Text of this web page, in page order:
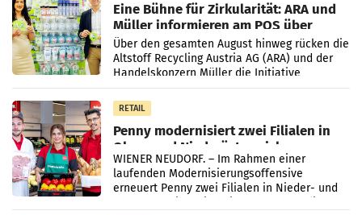
Eine Bühne für Zirkularität: ARA und
Müller informieren am POS über
Kreislauffähigkeit
Über den gesamten August hinweg rücken die
Altstoff Recycling Austria AG (ARA) und der
Handelskonzern Müller die Initiative
„Kreislauf-Helden“ in allen österreichischen
Müller-Filialen
RETAIL
Penny modernisiert zwei Filialen in
Ober- und Niederösterreich
WIENER NEUDORF. – Im Rahmen einer
laufenden Modernisierungsoffensive
erneuert Penny zwei Filialen in Nieder- und